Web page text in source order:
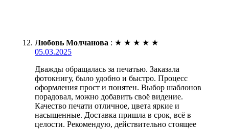
Любовь Молчанова : ★ ★ ★ ★ ★
05.03.2025
Дважды обращалась за печатью. Заказала
фотокнигу, было удобно и быстро. Процесс
оформления прост и понятен. Выбор шаблонов
порадовал, можно добавить своё видение.
Качество печати отличное, цвета яркие и
насыщенные. Доставка пришла в срок, всё в
целости. Рекомендую, действительно стоящее